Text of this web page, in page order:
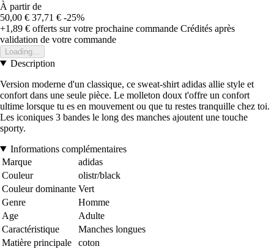
À partir de
50,00 € 37,71 € -25%
+1,89 € offerts sur votre prochaine commande Crédités après
validation de votre commande
Loading...
Description
Version moderne d'un classique, ce sweat-shirt adidas allie style et
confort dans une seule pièce. Le molleton doux t'offre un confort
ultime lorsque tu es en mouvement ou que tu restes tranquille chez toi.
Les iconiques 3 bandes le long des manches ajoutent une touche
sporty.
Informations complémentaires
Marque
adidas
Couleur
olistr/black
Couleur dominante Vert
Genre
Homme
Age
Adulte
Caractéristique
Manches longues
Matière principale
coton